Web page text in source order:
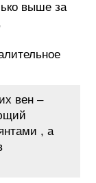
выше за
вен –
, а